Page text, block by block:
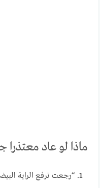
ماذا لو عاد
“رجعت ترفع الراية